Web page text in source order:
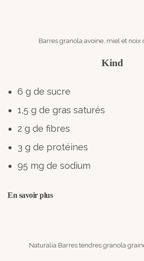
Barres granola avoine, miel et noix
Kind
6 g de sucre
1,5 g de gras saturés
2 g de fibres
3 g de protéines
95 mg de sodium
En savoir plus
Naturalia Barres tendres granola